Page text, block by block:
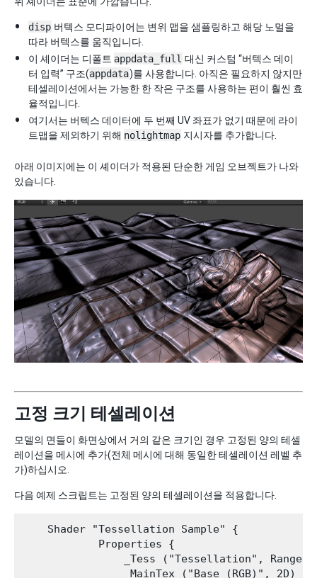
disp 버텍스 모디파이어는 변위 맵을 샘플링하고 해당 노멀을
따라 버텍스를 움직입니다.
이 셰이더는 디폴트 appdata_full 대신 커스텀 “버텍스 데이
터 입력” 구조(appdata)를 사용합니다. 아직은 필요하지 않지만
테셀레이션에서는 가능한 한 작은 구조를 사용하는 편이 훨씬 효
율적입니다.
여기서는 버텍스 데이터에 두 번째 UV 좌표가 없기 때문에 라이
트맵을 제외하기 위해 nolightmap 지시자를 추가합니다.
아래 이미지에는 이 셰이더가 적용된 단순한 게임 오브젝트가 나와
있습니다.
고정 크기 테셀레이션
모델의 면들이 화면상에서 거의 같은 크기인 경우 고정된 양의 테셀
레이션을 메시에 추가(전체 메시에 대해 동일한 테셀레이션 레벨 추
가)하십시오.
다음 예제 스크립트는 고정된 양의 테셀레이션을 적용합니다.
    Shader "Tessellation Sample" {
            Properties {
_Tess ("Tessellation",
_MainTex ("Base (RGB)", 2D) =